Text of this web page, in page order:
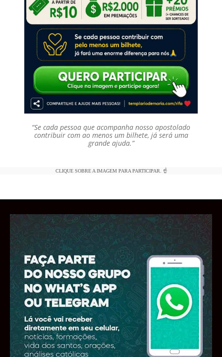
“Se cada pessoa que acompanha nosso apostolado
contribuir com ao menos um bilhete, já será uma
grande ajuda.”
CLIQUE SOBRE A IMAGEM PARA PARTICIPAR. ☝️